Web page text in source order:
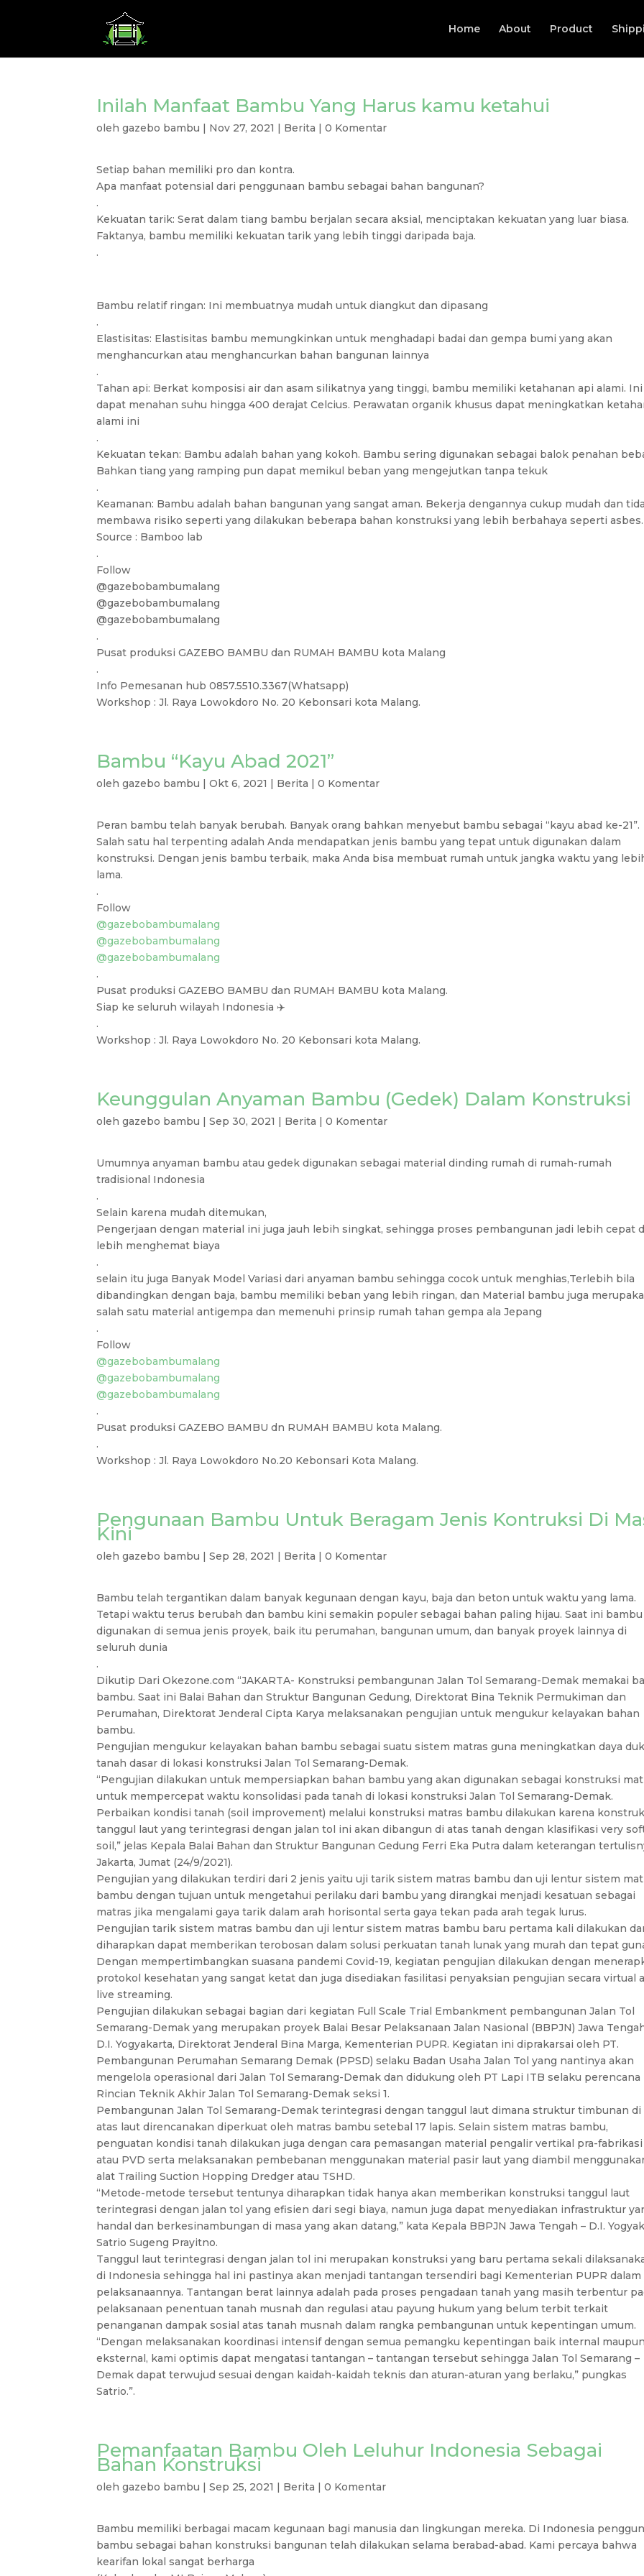
Home About Product
Inilah Manfaat Bambu Yang Harus kamu ketahui
olehgazebo bambu | Nov 27, 2021 | Berita |0 Komentar
Setiap bahan memiliki pro dan kontra.
Apa manfaat potensial dari penggunaan bambu sebagai bahan bangunan?
.
Kekuatan tarik: Serat dalam tiang bambu berjalan secara aksial, menciptakan kekuatan yang luar biasa.
Faktanya, bambu memiliki kekuatan tarik yang lebih tinggi daripada baja.
.
Bambu relatif ringan: Ini membuatnya mudah untuk diangkut dan dipasang
.
Elastisitas: Elastisitas bambu memungkinkan untuk menghadapi badai dan gempa bumi yang akan
menghancurkan atau menghancurkan bahan bangunan lainnya
.
Tahan api: Berkat komposisi air dan asam silikatnya yang tinggi, bambu memiliki ketahanan api alami. Ini
dapat menahan suhu hingga 400 derajat Celcius. Perawatan organik khusus dapat meningkatkan
alami ini
.
Kekuatan tekan: Bambu adalah bahan yang kokoh. Bambu sering digunakan sebagai balok penahan
Bahkan tiang yang ramping pun dapat memikul beban yang mengejutkan tanpa tekuk
.
Keamanan: Bambu adalah bahan bangunan yang sangat aman. Bekerja dengannya cukup mudah dan
membawa risiko seperti yang dilakukan beberapa bahan konstruksi yang lebih berbahaya seperti asbes.
Source : Bamboo lab
.
Follow
@gazebobambumalang
@gazebobambumalang
@gazebobambumalang
.
Pusat produksi GAZEBO BAMBU dan RUMAH BAMBU kota Malang
.
Info Pemesanan hub 0857.5510.3367(Whatsapp)
Workshop : Jl. Raya Lowokdoro No. 20 Kebonsari kota Malang.
Bambu “Kayu Abad 2021”
olehgazebo bambu |Okt 6, 2021 | Berita |0 Komentar
Peran bambu telah banyak berubah. Banyak orang bahkan menyebut bambu sebagai “kayu abad ke-21”.
Salah satu hal terpenting adalah Anda mendapatkan jenis bambu yang tepat untuk digunakan dalam
konstruksi. Dengan jenis bambu terbaik, maka Anda bisa membuat rumah untuk jangka waktu yang
lama.
.
Follow
@gazebobambumalang
@gazebobambumalang
@gazebobambumalang
.
Pusat produksi GAZEBO BAMBU dan RUMAH BAMBU kota Malang.
Siap ke seluruh wilayah Indonesia ✈️
.
Workshop : Jl. Raya Lowokdoro No. 20 Kebonsari kota Malang.
Keunggulan Anyaman Bambu (Gedek) Dalam Konstruksi
olehgazebo bambu |Sep 30, 2021 | Berita |0 Komentar
Umumnya anyaman bambu atau gedek digunakan sebagai material dinding rumah di rumah-rumah
tradisional Indonesia
.
Selain karena mudah ditemukan,
Pengerjaan dengan material ini juga jauh lebih singkat, sehingga proses pembangunan jadi lebih cepat
lebih menghemat biaya
.
selain itu juga Banyak Model Variasi dari anyaman bambu sehingga cocok untuk menghias,Terlebih bila
dibandingkan dengan baja, bambu memiliki beban yang lebih ringan, dan Material bambu juga
salah satu material antigempa dan memenuhi prinsip rumah tahan gempa ala Jepang
.
Follow
@gazebobambumalang
@gazebobambumalang
@gazebobambumalang
.
Pusat produksi GAZEBO BAMBU dn RUMAH BAMBU kota Malang.
.
Workshop : Jl. Raya Lowokdoro No.20 Kebonsari Kota Malang.
Pengunaan Bambu Untuk Beragam Jenis Kontruksi Di
Kini
olehgazebo bambu |Sep 28, 2021 | Berita |0 Komentar
Bambu telah tergantikan dalam banyak kegunaan dengan kayu, baja dan beton untuk waktu yang lama.
Tetapi waktu terus berubah dan bambu kini semakin populer sebagai bahan paling hijau. Saat ini bambu
digunakan di semua jenis proyek, baik itu perumahan, bangunan umum, dan banyak proyek lainnya di
seluruh dunia
.
Dikutip Dari Okezone.com “JAKARTA- Konstruksi pembangunan Jalan Tol Semarang-Demak memakai
bambu. Saat ini Balai Bahan dan Struktur Bangunan Gedung, Direktorat Bina Teknik Permukiman dan
Perumahan, Direktorat Jenderal Cipta Karya melaksanakan pengujian untuk mengukur kelayakan bahan
bambu.
Pengujian mengukur kelayakan bahan bambu sebagai suatu sistem matras guna meningkatkan daya
tanah dasar di lokasi konstruksi Jalan Tol Semarang-Demak.
“Pengujian dilakukan untuk mempersiapkan bahan bambu yang akan digunakan sebagai konstruksi
untuk mempercepat waktu konsolidasi pada tanah di lokasi konstruksi Jalan Tol Semarang-Demak.
Perbaikan kondisi tanah (soil improvement) melalui konstruksi matras bambu dilakukan karena
tanggul laut yang terintegrasi dengan jalan tol ini akan dibangun di atas tanah dengan klasifikasi very
soil,” jelas Kepala Balai Bahan dan Struktur Bangunan Gedung Ferri Eka Putra dalam keterangan
Jakarta, Jumat (24/9/2021).
Pengujian yang dilakukan terdiri dari 2 jenis yaitu uji tarik sistem matras bambu dan uji lentur sistem
bambu dengan tujuan untuk mengetahui perilaku dari bambu yang dirangkai menjadi kesatuan sebagai
matras jika mengalami gaya tarik dalam arah horisontal serta gaya tekan pada arah tegak lurus.
Pengujian tarik sistem matras bambu dan uji lentur sistem matras bambu baru pertama kali dilakukan
diharapkan dapat memberikan terobosan dalam solusi perkuatan tanah lunak yang murah dan tepat
Dengan mempertimbangkan suasana pandemi Covid-19, kegiatan pengujian dilakukan dengan
protokol kesehatan yang sangat ketat dan juga disediakan fasilitasi penyaksian pengujian secara virtual
live streaming.
Pengujian dilakukan sebagai bagian dari kegiatan Full Scale Trial Embankment pembangunan Jalan Tol
Semarang-Demak yang merupakan proyek Balai Besar Pelaksanaan Jalan Nasional (BBPJN) Jawa
D.I. Yogyakarta, Direktorat Jenderal Bina Marga, Kementerian PUPR. Kegiatan ini diprakarsai oleh PT.
Pembangunan Perumahan Semarang Demak (PPSD) selaku Badan Usaha Jalan Tol yang nantinya akan
mengelola operasional dari Jalan Tol Semarang-Demak dan didukung oleh PT Lapi ITB selaku perencana
Rincian Teknik Akhir Jalan Tol Semarang-Demak seksi 1.
Pembangunan Jalan Tol Semarang-Demak terintegrasi dengan tanggul laut dimana struktur timbunan di
atas laut direncanakan diperkuat oleh matras bambu setebal 17 lapis. Selain sistem matras bambu,
penguatan kondisi tanah dilakukan juga dengan cara pemasangan material pengalir vertikal pra-fabrikasi
atau PVD serta melaksanakan pembebanan menggunakan material pasir laut yang diambil
alat Trailing Suction Hopping Dredger atau TSHD.
“Metode-metode tersebut tentunya diharapkan tidak hanya akan memberikan konstruksi tanggul laut
terintegrasi dengan jalan tol yang efisien dari segi biaya, namun juga dapat menyediakan infrastruktur
handal dan berkesinambungan di masa yang akan datang,” kata Kepala BBPJN Jawa Tengah – D.I.
Satrio Sugeng Prayitno.
Tanggul laut terintegrasi dengan jalan tol ini merupakan konstruksi yang baru pertama sekali
di Indonesia sehingga hal ini pastinya akan menjadi tantangan tersendiri bagi Kementerian PUPR dalam
pelaksanaannya. Tantangan berat lainnya adalah pada proses pengadaan tanah yang masih terbentur
pelaksanaan penentuan tanah musnah dan regulasi atau payung hukum yang belum terbit terkait
penanganan dampak sosial atas tanah musnah dalam rangka pembangunan untuk kepentingan umum.
“Dengan melaksanakan koordinasi intensif dengan semua pemangku kepentingan baik internal
eksternal, kami optimis dapat mengatasi tantangan – tantangan tersebut sehingga Jalan Tol Semarang –
Demak dapat terwujud sesuai dengan kaidah-kaidah teknis dan aturan-aturan yang berlaku,” pungkas
Satrio.”.
Pemanfaatan Bambu Oleh Leluhur Indonesia Sebagai
Bahan Konstruksi
olehgazebo bambu |Sep 25, 2021 | Berita |0 Komentar
Bambu memiliki berbagai macam kegunaan bagi manusia dan lingkungan mereka. Di Indonesia
bambu sebagai bahan konstruksi bangunan telah dilakukan selama berabad-abad. Kami percaya bahwa
kearifan lokal sangat berharga